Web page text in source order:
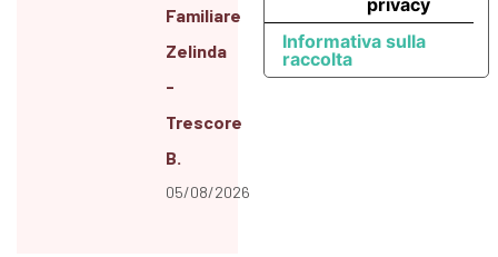
Familiare
Zelinda
-
Trescore
B.
05/08/2026
Informativa sulla
raccolta